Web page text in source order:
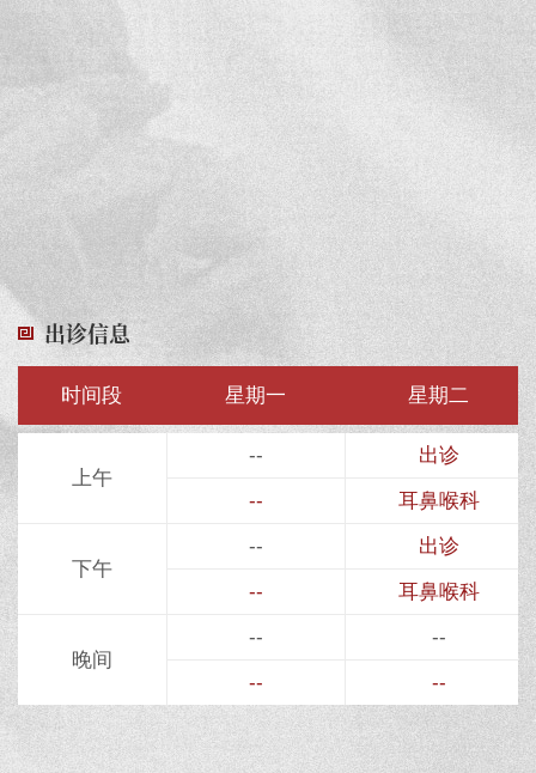
出诊信息
时间段 星期一 星期二
上午
--
出诊
--
耳鼻喉科
下午
--
出诊
--
耳鼻喉科
晚间
--
--
--
--